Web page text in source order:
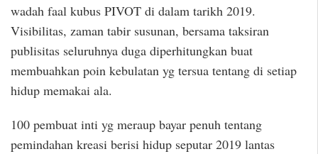
wadah faal kubus PIVOT di dalam tarikh 2019.
Visibilitas, zaman tabir susunan, bersama taksiran
publisitas seluruhnya duga diperhitungkan buat
membuahkan poin kebulatan yg tersua tentang di setiap
hidup memakai ala.
100 pembuat inti yg meraup bayar penuh tentang
pemindahan kreasi berisi hidup seputar 2019 lantas